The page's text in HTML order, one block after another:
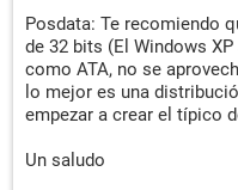
Posdata: Te recomiendo
de 32 bits (El Windows
como ATA, no se
lo mejor es una
empezar a crear el típico
Un saludo